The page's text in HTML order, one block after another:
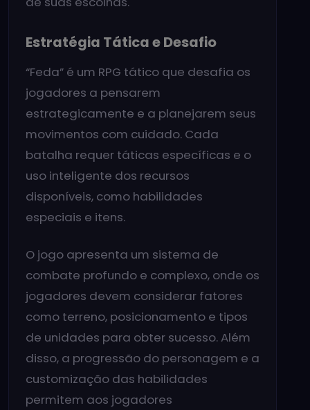
Estratégia Tática e Desafio
“Feda” é um RPG tático que desafia os
jogadores a pensarem
estrategicamente e a planejarem seus
movimentos com cuidado. Cada
batalha requer táticas específicas e o
uso inteligente dos recursos
disponíveis, como habilidades
especiais e itens.
O jogo apresenta um sistema de
combate profundo e complexo, onde os
jogadores devem considerar fatores
como terreno, posicionamento e tipos
de unidades para obter sucesso. Além
disso, a progressão do personagem e a
customização das habilidades
permitem aos jogadores